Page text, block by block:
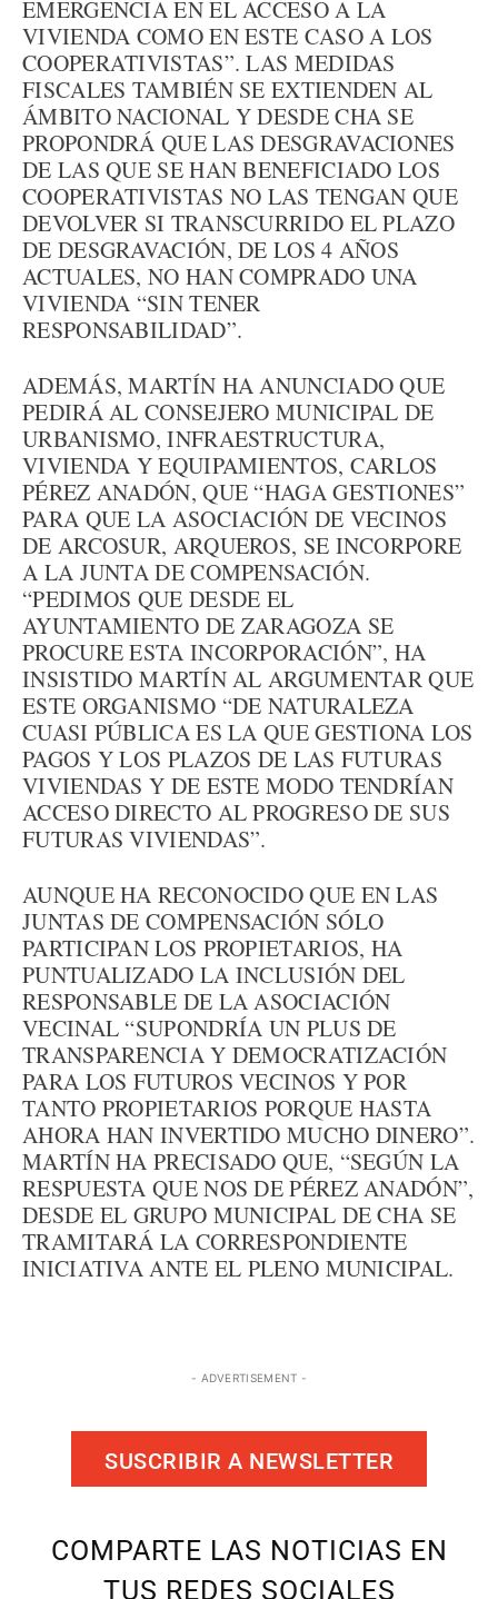
EMERGENCIA EN EL ACCESO A LA
VIVIENDA COMO EN ESTE CASO A LOS
COOPERATIVISTAS”. LAS MEDIDAS
FISCALES TAMBIÉN SE EXTIENDEN AL
ÁMBITO NACIONAL Y DESDE CHA SE
PROPONDRÁ QUE LAS DESGRAVACIONES
DE LAS QUE SE HAN BENEFICIADO LOS
COOPERATIVISTAS NO LAS TENGAN QUE
DEVOLVER SI TRANSCURRIDO EL PLAZO
DE DESGRAVACIÓN, DE LOS 4 AÑOS
ACTUALES, NO HAN COMPRADO UNA
VIVIENDA “SIN TENER
RESPONSABILIDAD”.
ADEMÁS, MARTÍN HA ANUNCIADO QUE
PEDIRÁ AL CONSEJERO MUNICIPAL DE
URBANISMO, INFRAESTRUCTURA,
VIVIENDA Y EQUIPAMIENTOS, CARLOS
PÉREZ ANADÓN, QUE “HAGA GESTIONES”
PARA QUE LA ASOCIACIÓN DE VECINOS
DE ARCOSUR, ARQUEROS, SE INCORPORE
A LA JUNTA DE COMPENSACIÓN.
“PEDIMOS QUE DESDE EL
AYUNTAMIENTO DE ZARAGOZA SE
PROCURE ESTA INCORPORACIÓN”, HA
INSISTIDO MARTÍN AL ARGUMENTAR QUE
ESTE ORGANISMO “DE NATURALEZA
CUASI PÚBLICA ES LA QUE GESTIONA LOS
PAGOS Y LOS PLAZOS DE LAS FUTURAS
VIVIENDAS Y DE ESTE MODO TENDRÍAN
ACCESO DIRECTO AL PROGRESO DE SUS
FUTURAS VIVIENDAS”.
AUNQUE HA RECONOCIDO QUE EN LAS
JUNTAS DE COMPENSACIÓN SÓLO
PARTICIPAN LOS PROPIETARIOS, HA
PUNTUALIZADO LA INCLUSIÓN DEL
RESPONSABLE DE LA ASOCIACIÓN
VECINAL “SUPONDRÍA UN PLUS DE
TRANSPARENCIA Y DEMOCRATIZACIÓN
PARA LOS FUTUROS VECINOS Y POR
TANTO PROPIETARIOS PORQUE HASTA
AHORA HAN INVERTIDO MUCHO DINERO”.
MARTÍN HA PRECISADO QUE, “SEGÚN LA
RESPUESTA QUE NOS DE PÉREZ ANADÓN”,
DESDE EL GRUPO MUNICIPAL DE CHA SE
TRAMITARÁ LA CORRESPONDIENTE
INICIATIVA ANTE EL PLENO MUNICIPAL.
- ADVERTISEMENT -
SUSCRIBIR A NEWSLETTER
COMPARTE LAS NOTICIAS EN
TUS REDES SOCIALES